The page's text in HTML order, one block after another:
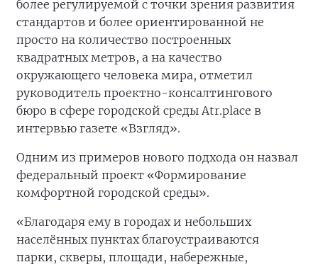
более регулируемой с точки зрения развития
стандартов и более ориентированной не
просто на количество построенных
квадратных метров, а на качество
окружающего человека мира, отметил
руководитель проектно-консалтингового
бюро в сфере городской среды Atr.place в
интервью газете «Взгляд».
Одним из примеров нового подхода он назвал
федеральный проект «Формирование
комфортной городской среды».
«Благодаря ему в городах и небольших
населённых пунктах благоустраиваются
парки, скверы, площади, набережные,